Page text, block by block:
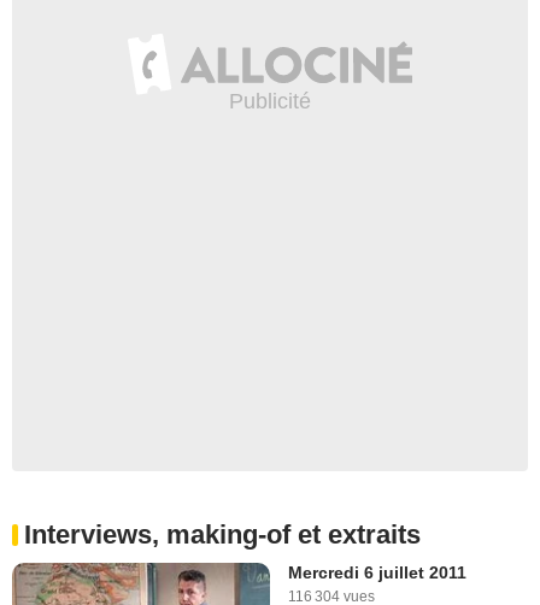
Interviews, making-of et extraits
Mercredi 6 juillet 2011
116 304 vues